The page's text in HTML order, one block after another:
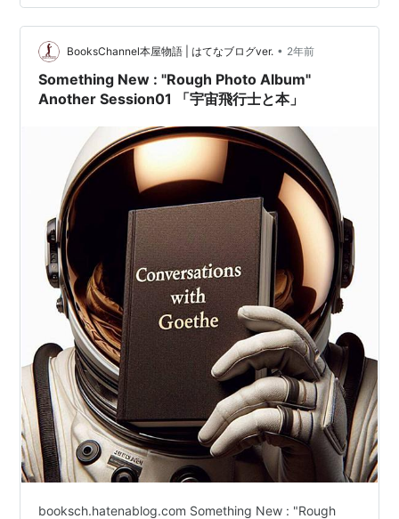
することを祈っております。 で、さて。舞台のお話し。
白黒に、マゼンダのペイント模様がそのまま舞台にも反
映されていておぉお！ってなったんですが 個人的なツボ
は「お馬さんチャリンコ」でしたね・・・さすが。 GOE
のゲーテ！って、はじめは…
BooksChannel本屋物語 | はてなブログver. • 2年前
Something New : "Rough Photo Album"
Another Session01 「宇宙飛行士と本」
booksch.hatenablog.com Something New : "Rough